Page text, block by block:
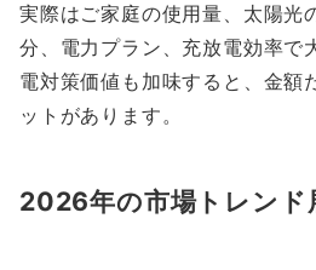
実際はご家庭の使用量、太陽光
分、電力プラン、充放電効率で
電対策価値も加味すると、金額
ットがあります。
2026年の市場トレンド